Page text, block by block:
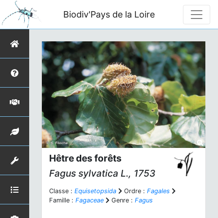
Biodiv'Pays de la Loire
Hêtre des forêts
Fagus sylvatica L., 1753
Classe : Equisetopsida Ordre : Fagales
Famille : Fagaceae Genre : Fagus